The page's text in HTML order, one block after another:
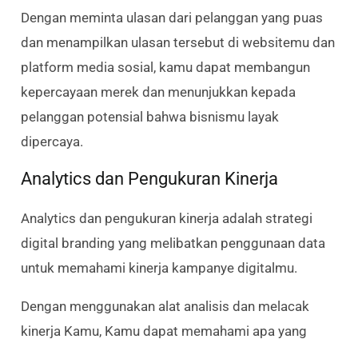
Dengan meminta ulasan dari pelanggan yang puas
dan menampilkan ulasan tersebut di websitemu dan
platform media sosial, kamu dapat membangun
kepercayaan merek dan menunjukkan kepada
pelanggan potensial bahwa bisnismu layak
dipercaya.
Analytics dan Pengukuran Kinerja
Analytics dan pengukuran kinerja adalah strategi
digital branding yang melibatkan penggunaan data
untuk memahami kinerja kampanye digitalmu.
Dengan menggunakan alat analisis dan melacak
kinerja Kamu, Kamu dapat memahami apa yang